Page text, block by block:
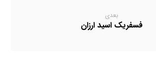
بعدی
فسفریک اسید ارزان